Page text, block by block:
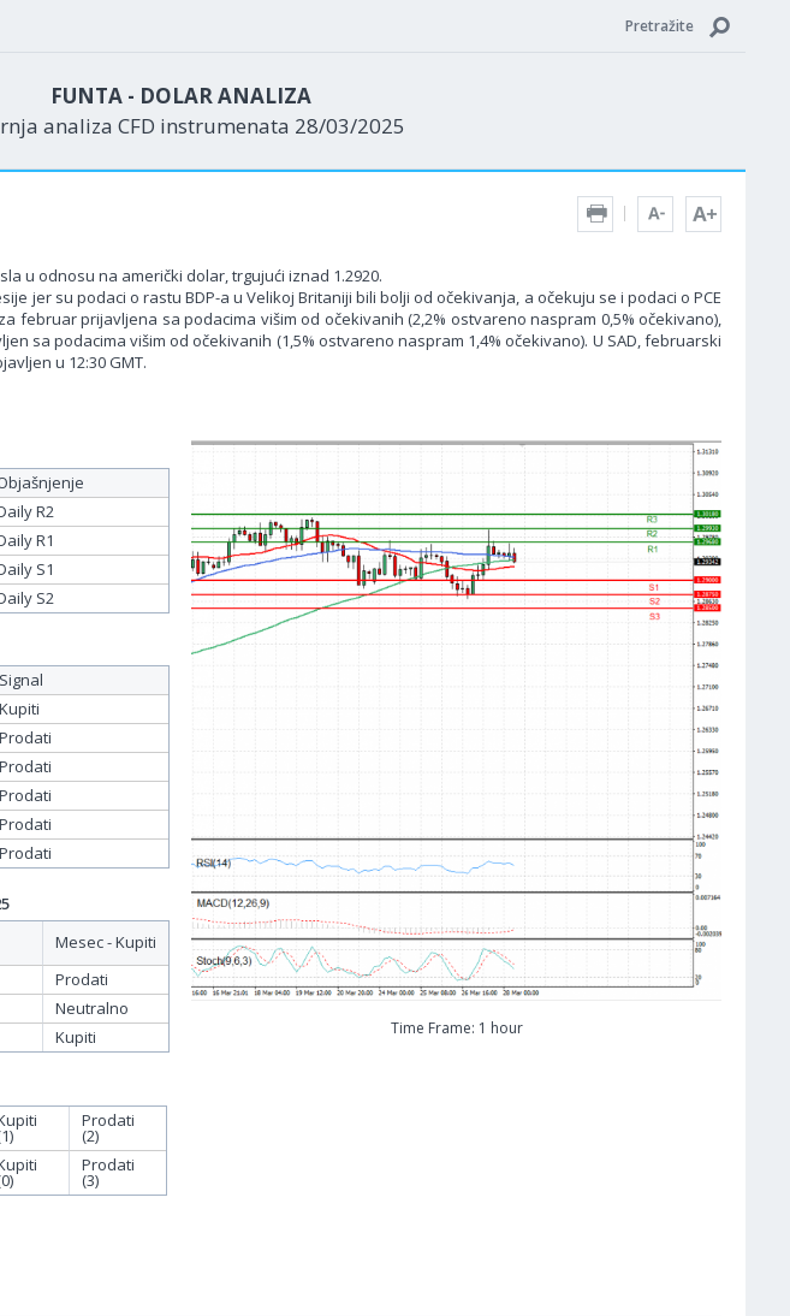
Pretražite
FUNTA - DOLAR ANALIZA
analiza CFD instrumenata 28/03/2025
u odnosu na američki dolar, trgujući iznad 1.2920.
jer su podaci o rastu BDP-a u Velikoj Britaniji bili bolji od očekivanja, a očekuju se i podaci o PCE
februar prijavljena sa podacima višim od očekivanih (2,2% ostvareno naspram 0,5% očekivano),
sa podacima višim od očekivanih (1,5% ostvareno naspram 1,4% očekivano). U SAD, februarski
u 12:30 GMT.
Time Frame: 1 hour
R2
R1
S1
S2
Signal
Kupiti
Prodati
Prodati
Prodati
Prodati
Prodati
Mesec - Kupiti
Prodati
Neutralno
Kupiti
Prodati
(2)
Prodati
(3)